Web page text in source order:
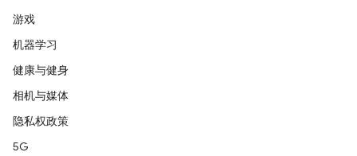
游戏
机器学习
健康与健身
相机与媒体
隐私权政策
5G